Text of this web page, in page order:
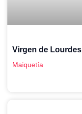
Virgen de Lourdes
Maiquetía